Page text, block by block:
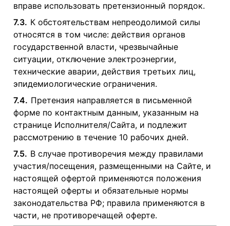
вправе использовать претензионный порядок.
7.3. К обстоятельствам непреодолимой силы
относятся в том числе: действия органов
государственной власти, чрезвычайные
ситуации, отключение электроэнергии,
технические аварии, действия третьих лиц,
эпидемиологические ограничения.
7.4. Претензия направляется в письменной
форме по контактным данным, указанным на
странице Исполнителя/Сайта, и подлежит
рассмотрению в течение 10 рабочих дней.
7.5. В случае противоречия между правилами
участия/посещения, размещенными на Сайте, и
настоящей офертой применяются положения
настоящей оферты и обязательные нормы
законодательства РФ; правила применяются в
части, не противоречащей оферте.